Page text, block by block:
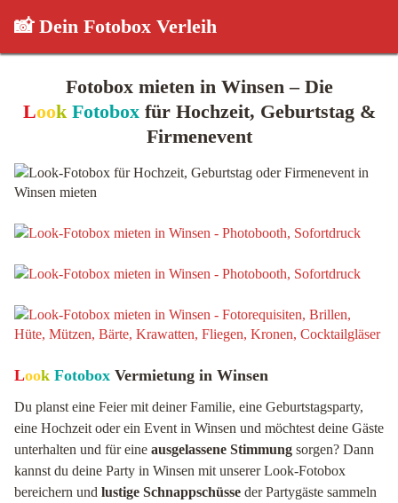
📸 Dein Fotobox Verleih
Fotobox mieten in Winsen – Die
Look Fotoboxfür Hochzeit, Geburtstag &
Firmenevent
Look Fotobox Vermietung in Winsen
Du planst eine Feier mit deiner Familie, eine Geburtstagsparty,
eine Hochzeit oder ein Event in Winsen und möchtest deine Gäste
unterhalten und für eine ausgelassene Stimmung sorgen? Dann
kannst du deine Party in Winsen mit unserer Look-Fotobox
bereichern und lustige Schnappschüsse der Partygäste sammeln